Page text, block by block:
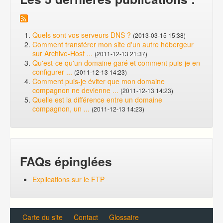
Quels sont vos serveurs DNS ? (2013-03-15 15:38)
Comment transférer mon site d'un autre hébergeur
sur Archive-Host ... (2011-12-13 21:37)
Qu'est-ce qu'un domaine garé et comment puis-je en
configurer ... (2011-12-13 14:23)
Comment puis-je éviter que mon domaine
compagnon ne devienne ... (2011-12-13 14:23)
Quelle est la différence entre un domaine
compagnon, un ... (2011-12-13 14:23)
FAQs épinglées
Explications sur le FTP
Carte du site Contact Glossaire